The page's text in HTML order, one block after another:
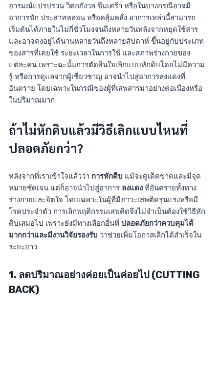
อารมณ์แปรปรวน วิตกกังวล ซึมเศร้า หรือในบางกรณีอาจมี
อาการชัก ประสาทหลอน หรือคลุ้มคลั่ง อาการเหล่านี้สามารถ
เริ่มต้นได้ภายในไม่กี่ชั่วโมงจนถึงหลายวันหลังจากหยุดใช้สาร
และอาจคงอยู่ได้นานหลายวันถึงหลายสัปดาห์ ขึ้นอยู่กับประเภท
ของสารที่เคยใช้ ระยะเวลาในการใช้ และสภาพร่างกายของ
แต่ละคน เพราะฉะนั้นการตัดสินใจเลิกแบบหักดิบโดยไม่มีความ
รู้ หรือการดูแลจากผู้เชี่ยวชาญ อาจนำไปสู่อาการลงแดงที่
อันตราย โดยเฉพาะในกรณีของผู้ที่เสพสารมาอย่างต่อเนื่องหรือ
ในปริมาณมาก
ถ้าไม่หักดิบแล้วมีวิธีเลิกแบบไหนที่
ปลอดภัยกว่า?
หลังจากที่เราเข้าใจแล้วว่า การหักดิบ แม้จะดูเด็ดขาดและมีจุด
หมายชัดเจน แต่ก็อาจนำไปสู่อาการ ลงแดง ที่อันตรายทั้งทาง
ร่างกายและจิตใจ โดยเฉพาะในผู้ที่มีภาวะเสพติดรุนแรงหรือมี
โรคประจำตัว การเลิกพฤติกรรมเสพติดจึงไม่จำเป็นต้องใช้วิธีหัก
ดิบเสมอไป เพราะยังมีทางเลือกอื่นที่ ปลอดภัยกว่าควบคุมได้
มากกว่าและมีงานวิจัยรองรับ ว่าช่วยเพิ่มโอกาสเลิกได้สำเร็จใน
ระยะยาว
1. ลดปริมาณอย่างค่อยเป็นค่อยไป (CUTTING
BACK)